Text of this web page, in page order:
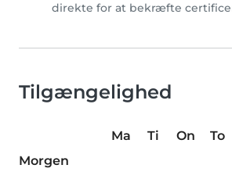
direkte for at bekræfte
Tilgængelighed
Ma Ti On To
Morgen